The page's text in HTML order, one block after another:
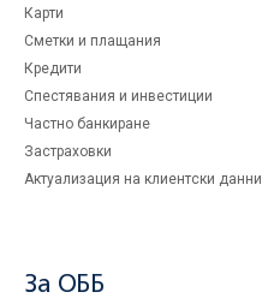
Карти
Сметки и плащания
Кредити
Спестявания и инвестиции
Частно банкиране
Застраховки
Актуализация на клиентски данни
За ОББ